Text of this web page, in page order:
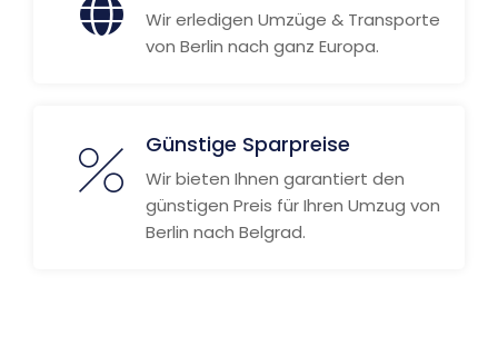
Wir erledigen Umzüge & Transporte
von Berlin nach ganz Europa.
Günstige Sparpreise
Wir bieten Ihnen garantiert den
günstigen Preis für Ihren Umzug von
Berlin nach Belgrad.